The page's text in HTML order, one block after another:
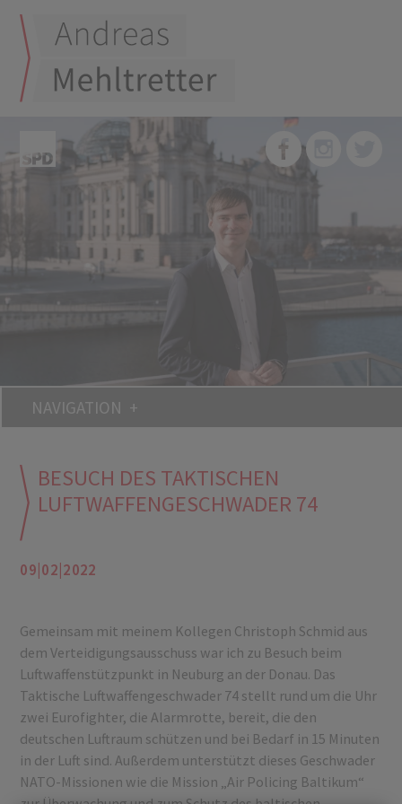
NAVIGATION
BESUCH DES TAKTISCHEN
LUFTWAFFENGESCHWADER 74
09|02|2022
Gemeinsam mit meinem Kollegen Christoph Schmid aus
dem Verteidigungsausschuss war ich zu Besuch beim
Luftwaffenstützpunkt in Neuburg an der Donau. Das
Taktische Luftwaffengeschwader 74 stellt rund um die Uhr
zwei Eurofighter, die Alarmrotte, bereit, die den
deutschen Luftraum schützen und bei Bedarf in 15 Minuten
in der Luft sind. Außerdem unterstützt dieses Geschwader
NATO-Missionen wie die Mission „Air Policing Baltikum“